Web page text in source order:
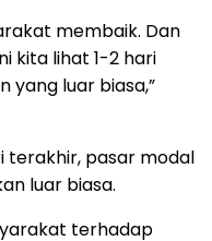
membaik. Dan
kita lihat 1-2 hari
yang luar biasa,”
terakhir, pasar modal
luar biasa.
terhadap